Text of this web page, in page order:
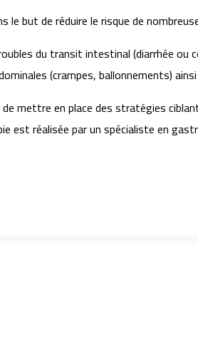
but de réduire le risque de
du transit intestinal (diarrhée
(crampes, ballonnements)
mettre en place des stratégies
est réalisée par un spécialiste en